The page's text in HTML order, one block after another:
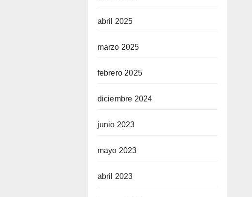
abril 2025
marzo 2025
febrero 2025
diciembre 2024
junio 2023
mayo 2023
abril 2023